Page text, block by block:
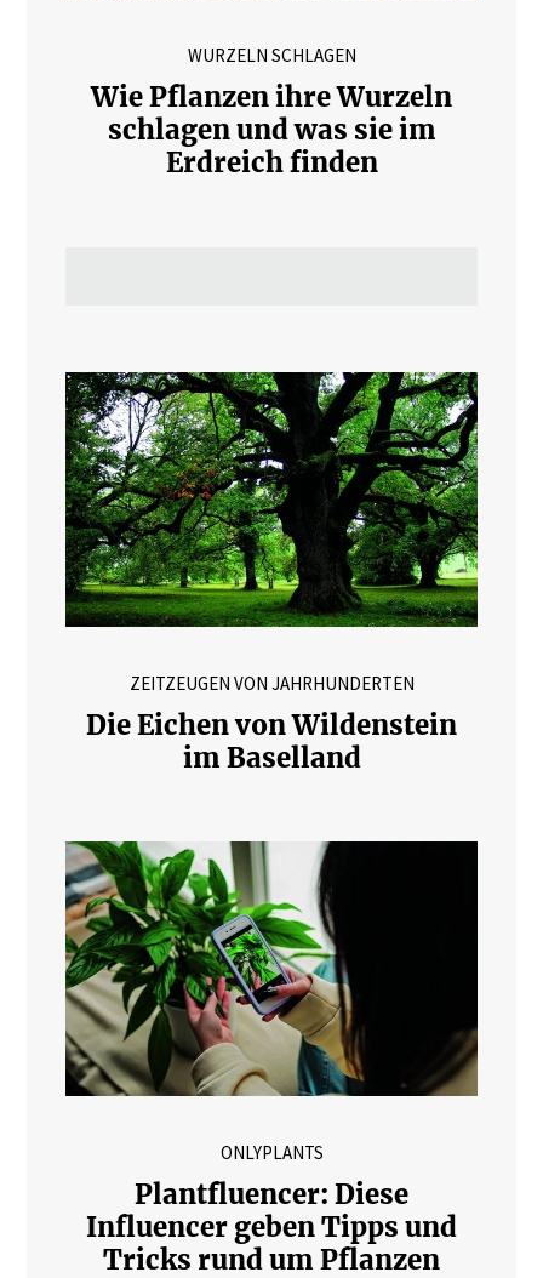
WURZELN SCHLAGEN
Wie Pflanzen ihre Wurzeln
schlagen und was sie im
Erdreich finden
ZEITZEUGEN VON JAHRHUNDERTEN
Die Eichen von Wildenstein
im Baselland
ONLYPLANTS
Plantfluencer: Diese
Influencer geben Tipps und
Tricks rund um Pflanzen